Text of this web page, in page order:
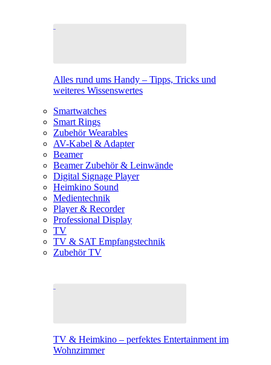
Alles rund ums Handy – Tipps, Tricks und
weiteres Wissenswertes
Smartwatches
Smart Rings
Zubehör Wearables
AV-Kabel & Adapter
Beamer
Beamer Zubehör & Leinwände
Digital Signage Player
Heimkino Sound
Medientechnik
Player & Recorder
Professional Display
TV
TV & SAT Empfangstechnik
Zubehör TV
TV & Heimkino – perfektes Entertainment im
Wohnzimmer